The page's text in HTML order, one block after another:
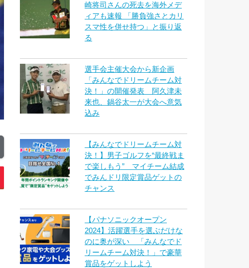
崎将司さんの死去を海外メデ
ィアも速報 「勝負強さとカリ
スマ性を併せ持つ」と振り返
る
選手会主催大会から新企画
「みんなでドリームチーム対
決！」の開催発表 阿久津未
来也、鍋谷太一が大会へ意気
込み
【みんなでドリームチーム対
決！】男子ゴルフを“最終戦ま
で楽しもう” マイチーム結成
でみんドリ限定賞品ゲットの
チャンス
【パナソニックオープン
2024】活躍選手を選ぶだけな
のに奥が深い 「みんなでド
リームチーム対決！」で豪華
賞品をゲットしよう